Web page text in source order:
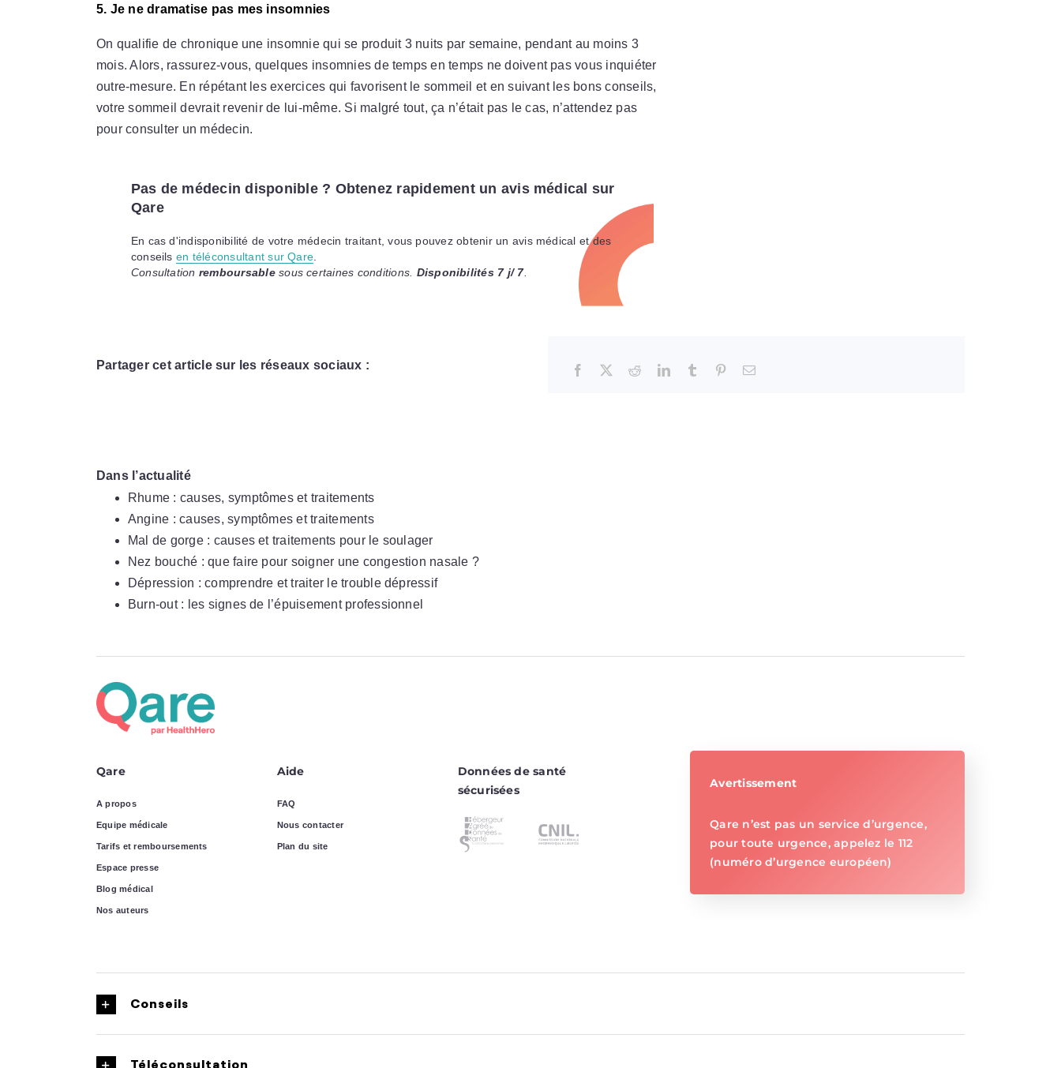
5. Je ne dramatise pas mes insomnies
On qualifie de chronique une insomnie qui se produit 3 nuits par semaine, pendant au moins 3
mois. Alors, rassurez-vous, quelques insomnies de temps en temps ne doivent pas vous inquiéter
outre-mesure. En répétant les exercices qui favorisent le sommeil et en suivant les bons conseils,
votre sommeil devrait revenir de lui-même. Si malgré tout, ça n’était pas le cas, n’attendez pas
pour consulter un médecin.
Pas de médecin disponible ? Obtenez rapidement un avis médical sur
Qare
En cas d'indisponibilité de votre médecin traitant, vous pouvez obtenir un avis médical et des
conseils en téléconsultant sur Qare
Consultation remboursablesous certaines conditions. Disponibilités 7 j/ 7.
Partager cet article sur les réseaux sociaux :
Dans l’actualité
Rhume : causes, symptômes et traitements
Angine : causes, symptômes et traitements
Mal de gorge : causes et traitements pour le soulager
Nez bouché : que faire pour soigner une congestion nasale ?
Dépression : comprendre et traiter le trouble dépressif
Burn-out : les signes de l’épuisement professionnel
Qare
A propos
Equipe médicale
Tarifs et remboursements
Espace presse
Blog médical
Nos auteurs
Aide
FAQ
Nous contacter
Plan du site
Données de santé
sécurisées
Avertissement
Qare n’est pas un service d’urgence,
pour toute urgence, appelez le 112
(numéro d’urgence européen)
Conseils
Téléconsultation